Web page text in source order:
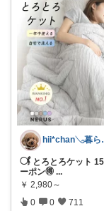
𓋜 とろとろケット
ーポン🉐 ...
￥ 2,980～
0 0 711